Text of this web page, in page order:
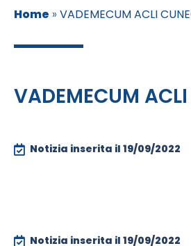
Home » VADEMECUM ACLI
VADEMECUM
Notizia inserita il 19/09/2022
Notizia inserita il 19/09/2022